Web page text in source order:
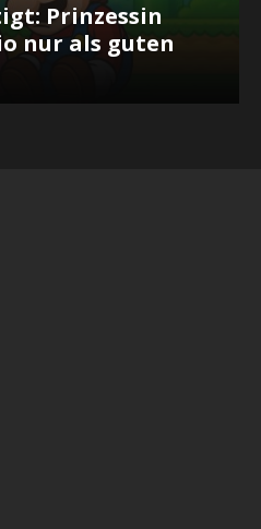
Prinzessin
nur als guten